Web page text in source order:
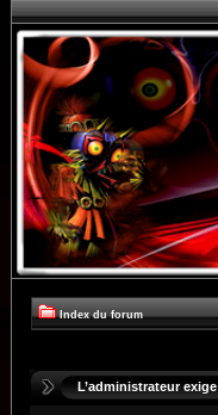
Index du forum
L’administrateur